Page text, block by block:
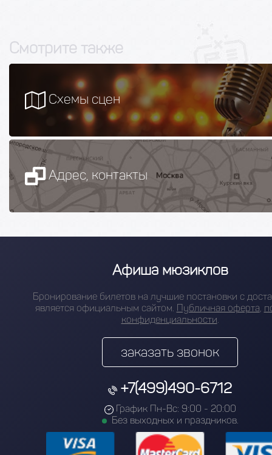
Смотрите также
Схемы сцен
Адрес, контакты
Афиша мюзиклов
Бронирование билетов на лучшие постановки с
является официальным сайтом. Публичная оферта,
конфиденциальности.
заказать звонок
+7(499)490-6712
График Пн-Вс: 9:00 - 20:00
Без выходных и праздников.